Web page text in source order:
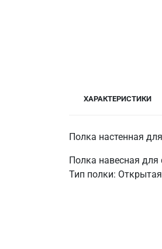
ХАРАКТЕРИСТИКИ
Полка настенная
Полка навесная
Тип полки: